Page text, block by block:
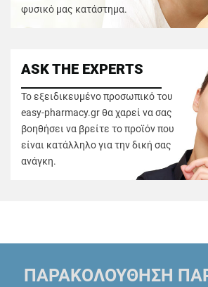
φυσικό μας κατάστημα.
ASK THE EXPERTS
Το εξειδικευμένο προσωπικό του
easy-pharmacy.gr θα χαρεί να σας
βοηθήσει να βρείτε το προϊόν που
είναι κατάλληλο για την δική σας
ανάγκη.
ΠΑΡΑΚΟΛΟΥΘΗΣΗ